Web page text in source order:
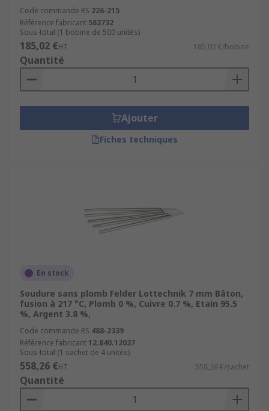
Code commande RS 226-215
Référence fabricant 583732
Sous-total (1 bobine de 500 unités)
185,02 €HT 185,02 €/bobine
Quantité
Ajouter
Fiches techniques
En stock
Soudure sans plomb Felder Lottechnik 7 mm Bâton,
fusion à 217 °C, Plomb 0 %, Cuivre 0.7 %, Etain 95.5
%, Argent 3.8 %,
Code commande RS 488-2339
Référence fabricant 12.840.12037
Sous-total (1 sachet de 4 unités)
558,26 €HT 558,26 €/sachet
Quantité